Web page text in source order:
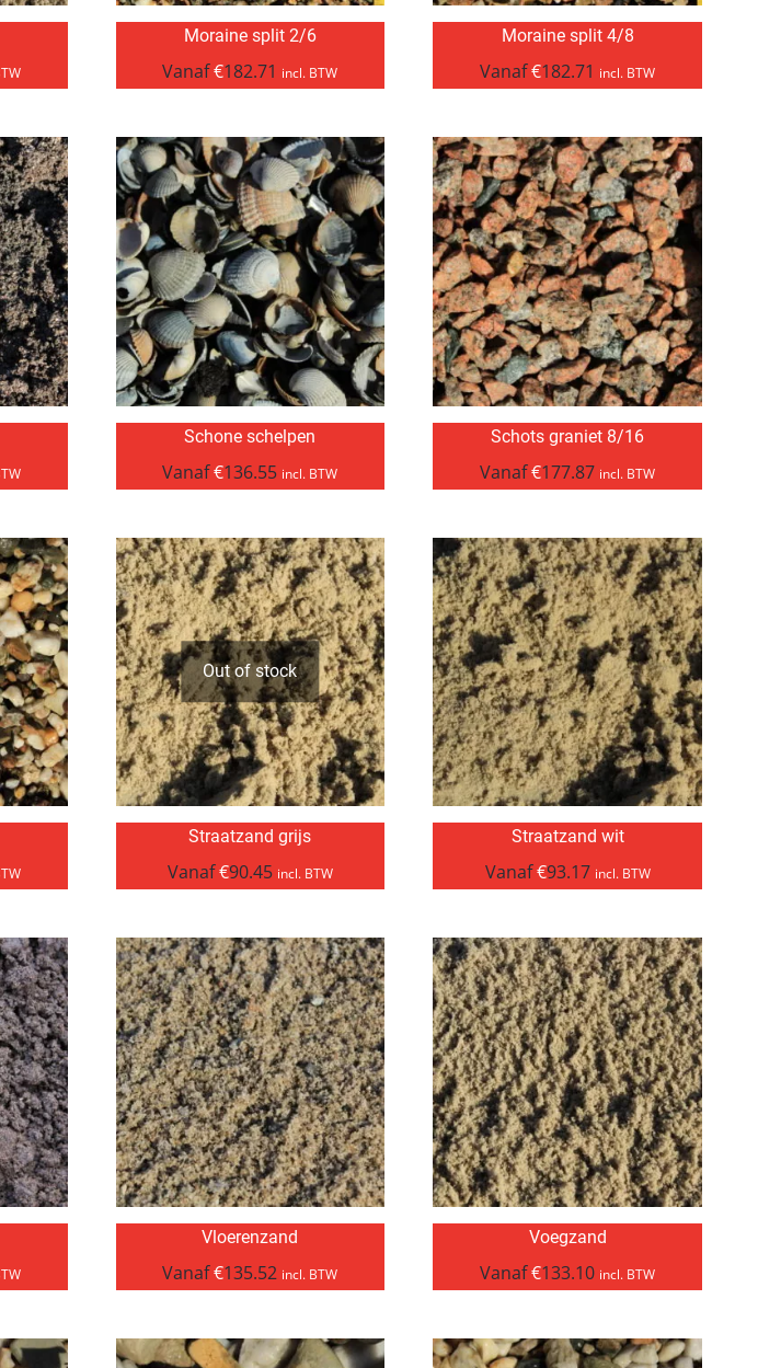
Moraine split 2/6
Vanaf€182.71 incl. BTW
Moraine split 4/8
Vanaf€182.71 incl. BTW
Schone schelpen
Vanaf€136.55 incl. BTW
Schots graniet 8/16
Vanaf€177.87 incl. BTW
Out of stock
Straatzand grijs
Vanaf€90.45 incl. BTW
Straatzand wit
Vanaf€93.17 incl. BTW
Vloerenzand
Vanaf€135.52 incl. BTW
Voegzand
Vanaf€133.10 incl. BTW